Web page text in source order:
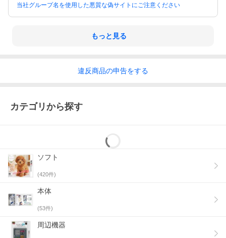
当社グループ名を使用した悪質な偽サイトにご注意ください
もっと見る
違反商品の申告をする
カテゴリから探す
ソフト
(420件)
本体
(53件)
周辺機器